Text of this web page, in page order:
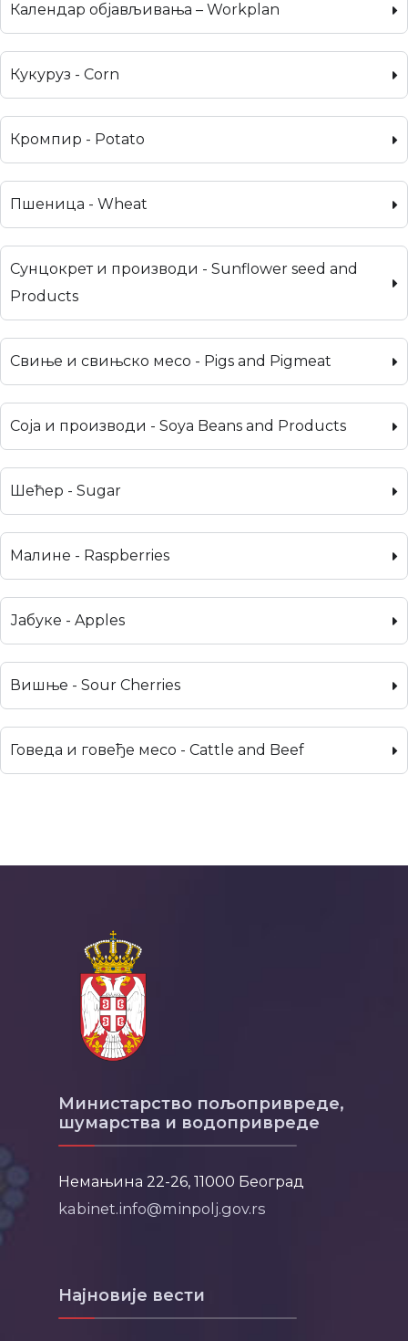
Календар објављивања – Workplan
Кукуруз - Corn
Кромпир - Potato
Пшеница - Wheat
Сунцокрет и производи - Sunflower seed and
Products
Свиње и свињско месо - Pigs and Pigmeat
Соја и производи - Soya Beans and Products
Шећер - Sugar
Малине - Raspberries
Јабуке - Apples
Вишње - Sour Cherries
Говеда и говеђе месо - Cattle and Beef
Министарство пољопривреде,
шумарства и водопривреде
Немањина 22-26, 11000 Београд
kabinet.info@minpolj.gov.rs
Најновије вести